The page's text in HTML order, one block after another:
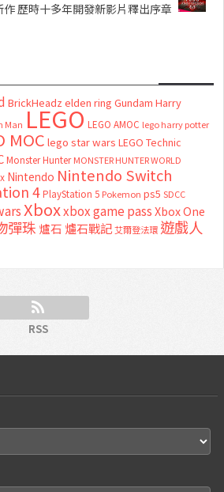
歷時十多年開發新影片釋出序章
BrickHeadz elden ring Gundam Harry
Man LEGO LEGO AMOC lego harry potter
MOC lego star wars LEGO Technic
Monster Hunter MONSTER HUNTER WORLD
Nintendo Nintendo Switch
4 PlayStation 5 Pokemon ps5 SDCC
Xboxxbox game passXbox One
彈珠 爐石 爐石戰記艾爾登法環 遊戲人
RSS